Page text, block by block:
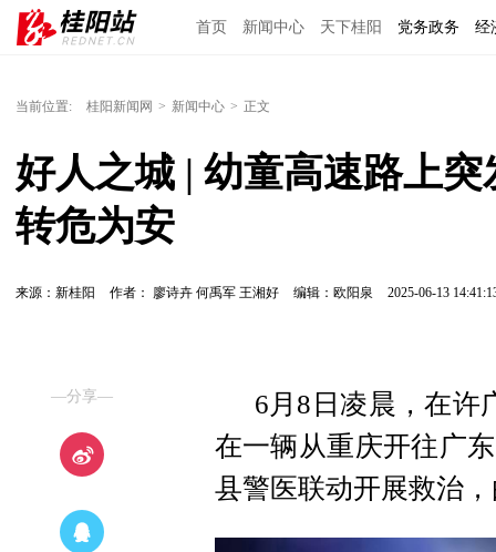
首页 新闻中心 天下桂阳 党务政务 经
当前位置: 桂阳新闻网 > 新闻中心 > 正文
好人之城 | 幼童高速路上
转危为安
来源：新桂阳 作者： 廖诗卉 何禹军 王湘好 编辑：欧阳泉 2025-06-13
—分享—
6月8日凌晨，在许
在一辆从重庆开往广
县警医联动开展救治